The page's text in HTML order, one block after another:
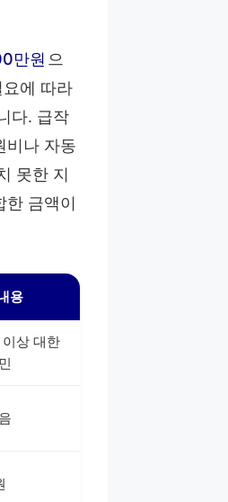
만원 으
에 따라
다. 급작
비나 자동
못한 지
한 금액이
용
상 대한